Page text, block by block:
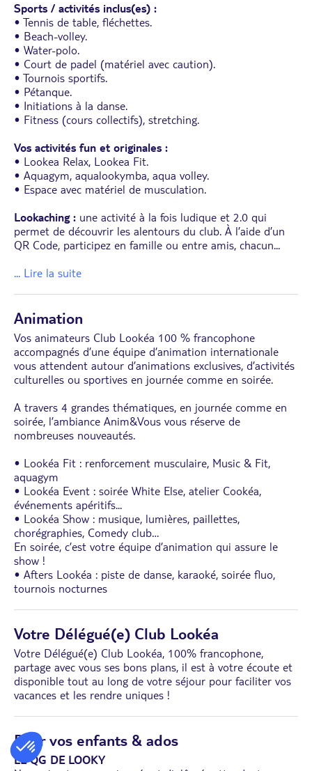
Sports / activités inclus(es) :
• Tennis de table, fléchettes.
• Beach-volley.
• Water-polo.
• Court de padel (matériel avec caution).
• Tournois sportifs.
• Pétanque.
• Initiations à la danse.
• Fitness (cours collectifs), stretching.
Vos activités fun et originales :
• Lookea Relax, Lookea Fit.
• Aquagym, aqualookymba, aqua volley.
• Espace avec matériel de musculation.
Lookaching : une activité à la fois ludique et 2.0 qui
permet de découvrir les alentours du club. À l’aide d’un
QR Code, participez en famille ou entre amis, chacun...
... Lire la suite
Animation
Vos animateurs Club Lookéa 100 % francophone
accompagnés d’une équipe d’animation internationale
vous attendent autour d’animations exclusives, d’activités
culturelles ou sportives en journée comme en soirée.
A travers 4 grandes thématiques, en journée comme en
soirée, l’ambiance Anim&Vous vous réserve de
nombreuses nouveautés.
• Lookéa Fit : renforcement musculaire, Music & Fit,
aquagym
• Lookéa Event : soirée White Else, atelier Cookéa,
événements apéritifs...
• Lookéa Show : musique, lumières, paillettes,
chorégraphies, Comedy club…
En soirée, c’est votre équipe d’animation qui assure le
show !
• Afters Lookéa : piste de danse, karaoké, soirée fluo,
tournois nocturnes
Votre Délégué(e) Club Lookéa
Votre Délégué(e) Club Lookéa, 100% francophone,
partage avec vous ses bons plans, il est à votre écoute et
disponible tout au long de votre séjour pour faciliter vos
vacances et les rendre uniques !
Pour vos enfants & ados
LE QG DE LOOKY